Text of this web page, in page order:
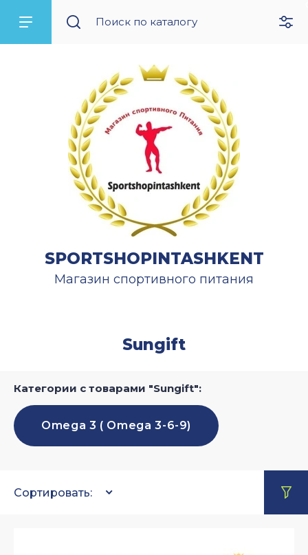
SPORTSHOPINTASHKENT
Магазин спортивного питания
Sungift
Категории с товарами "Sungift":
Omega 3 ( Omega 3-6-9)
Сортировать: